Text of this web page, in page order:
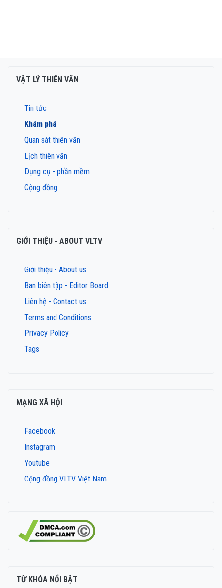
VẬT LÝ THIÊN VĂN
Tin tức
Khám phá
Quan sát thiên văn
Lịch thiên văn
Dụng cụ - phần mềm
Cộng đồng
GIỚI THIỆU - ABOUT VLTV
Giới thiệu - About us
Ban biên tập - Editor Board
Liên hệ - Contact us
Terms and Conditions
Privacy Policy
Tags
MẠNG XÃ HỘI
Facebook
Instagram
Youtube
Cộng đồng VLTV Việt Nam
TỪ KHÓA NỔI BẬT